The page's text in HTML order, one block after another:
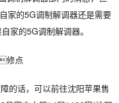
家的5G调制解调器还是需要
家的5G调制解调器。
话，可以前往沈阳苹果售